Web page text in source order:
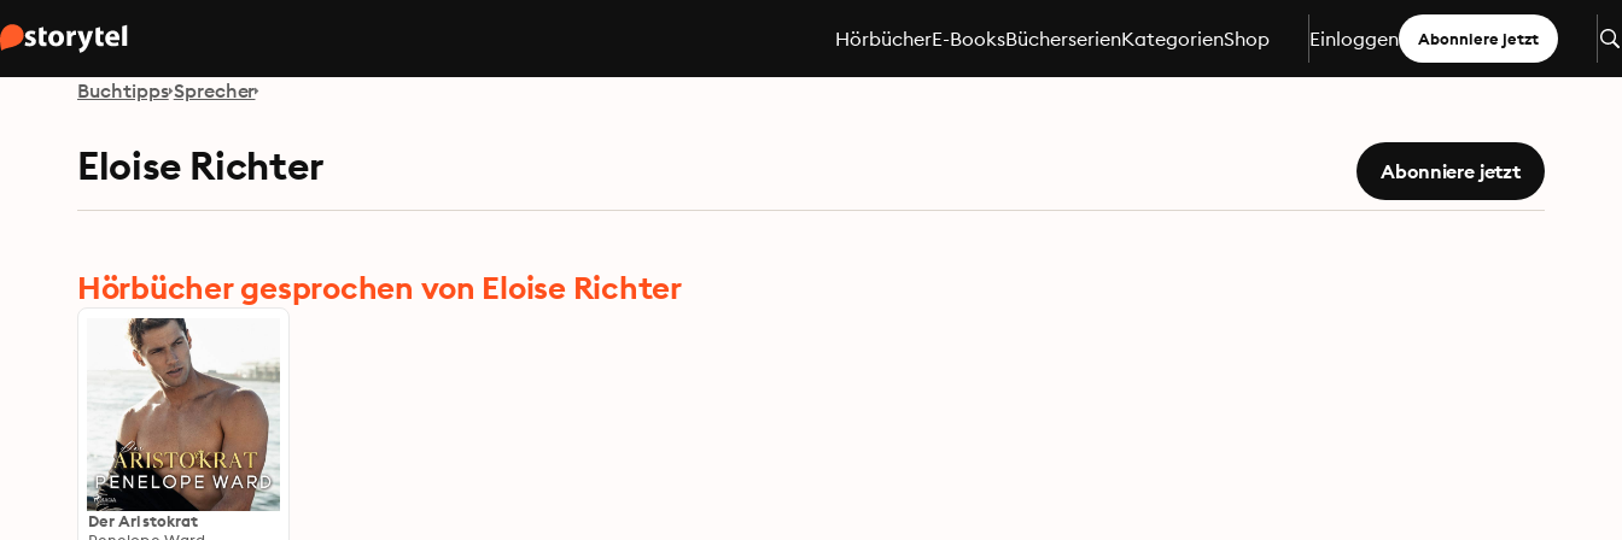
HörbücherE-BooksBücherserienKategorienShop Einloggen Abonniere jetzt
Buchtipps Sprecher
Eloise Richter Abonniere jetzt
Hörbücher gesprochen von Eloise Richter
Der Aristokrat